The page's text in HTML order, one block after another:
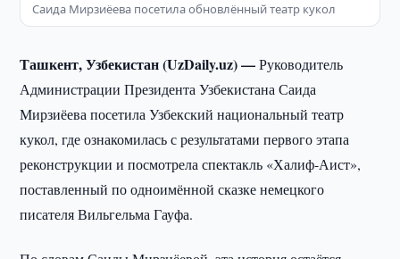
Саида Мирзиёева посетила обновлённый театр кукол
Ташкент, Узбекистан (UzDaily.uz) —Руководитель
Администрации Президента Узбекистана Саида
Мирзиёева посетила Узбекский национальный театр
кукол, где ознакомилась с результатами первого этапа
реконструкции и посмотрела спектакль «Халиф-Аист»,
поставленный по одноимённой сказке немецкого
писателя Вильгельма Гауфа.